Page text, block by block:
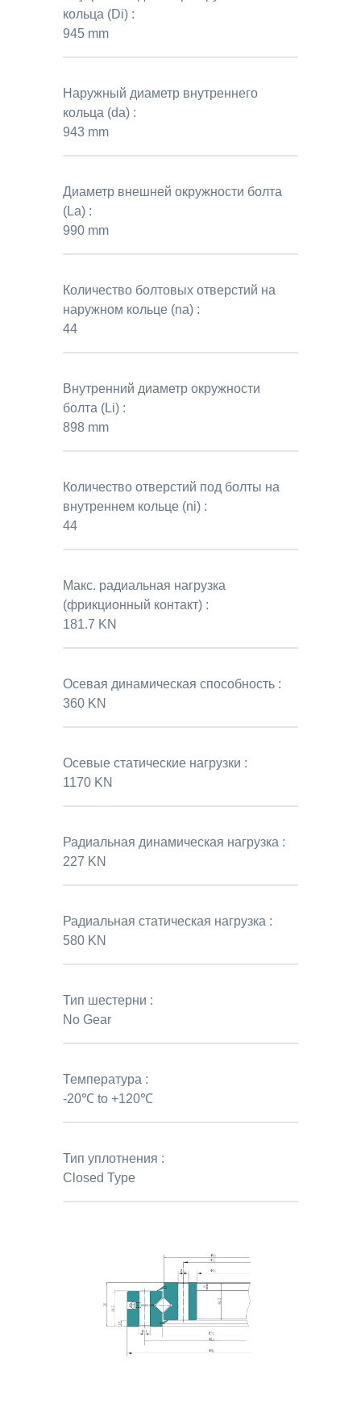
кольца (Di) :
945 mm
Наружный диаметр внутреннего
кольца (da) :
943 mm
Диаметр внешней окружности болта
(La) :
990 mm
Количество болтовых отверстий на
наружном кольце (na) :
44
Внутренний диаметр окружности
болта (Li) :
898 mm
Количество отверстий под болты на
внутреннем кольце (ni) :
44
Макс. радиальная нагрузка
(фрикционный контакт) :
181.7 KN
Осевая динамическая способность :
360 KN
Осевые статические нагрузки :
1170 KN
Радиальная динамическая нагрузка :
227 KN
Радиальная статическая нагрузка :
580 KN
Тип шестерни :
No Gear
Температура :
-20℃ to +120℃
Тип уплотнения :
Closed Type